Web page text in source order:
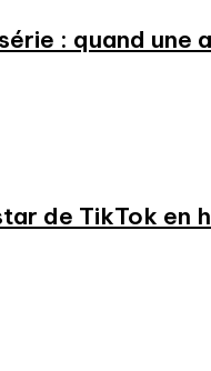
: quand
de TikTok en